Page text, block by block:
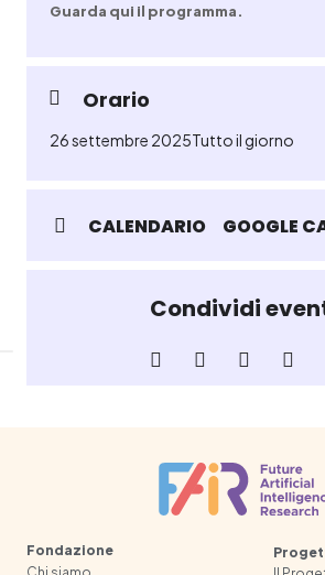
Guarda qui il programma.
Orario
26 settembre 2025Tutto il giorno
CALENDARIO GOOGLE
Condividi
Fondazione